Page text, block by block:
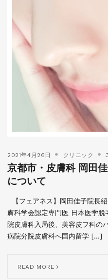
2021年4月26日 クリニック
京都市・皮膚科 岡田
について
【フェアネス】岡田佳子院長
膚科学会認定専門医 日本医学
院皮膚科入局後、美容皮フ科の
病院分院皮膚科へ国内留学 […]
READ MORE